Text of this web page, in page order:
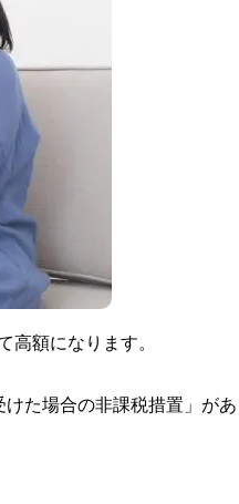
高額になります。
た場合の非課税措置」があ